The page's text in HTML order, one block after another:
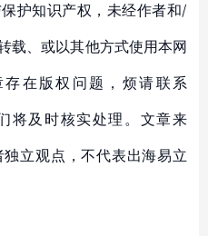
护知识产权，未经作者和/
载、或以其他方式使用本网
在版权问题，烦请联系
将及时核实处理。文章来
立观点，不代表出海易立